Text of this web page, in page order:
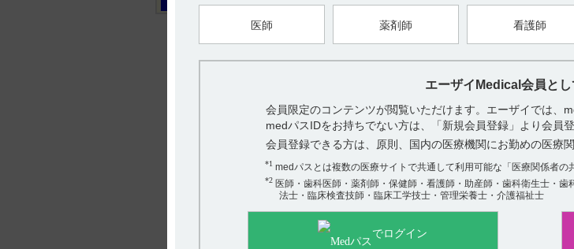
医師 薬剤師 看護師
エーザイMedical会員と
会員限定のコンテンツが閲覧いただけます。エーザイでは、
medパスIDをお持ちでない方は、「新規会員登録」より会員
会員登録できる方は、原則、国内の医療機関にお勤めの医療
*1medパスとは複数の医療サイトで共通して利用可能な「医療関係者の
*2医師・歯科医師・薬剤師・保健師・看護師・助産師・歯科衛生士・歯
法士・臨床検査技師・臨床工学技士・管理栄養士・介護福祉士
でログイン
アンケート:ご意見をお聞かせ
役に立った